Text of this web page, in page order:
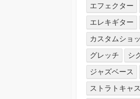
エフェクター
エレキギター
カスタムショ
グレッチ
シ
ジャズベース
ストラトキャ